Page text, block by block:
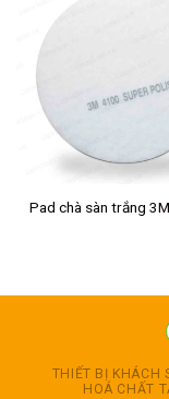
Pad chà sàn trắng
THIẾT BỊ KHÁCH
HOÁ CHẤT